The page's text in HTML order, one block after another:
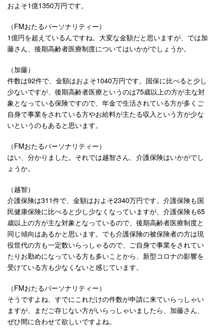
およそ1億1350万円です。
（FMおたるパーソナリティー）
1億円を超えているんですね。大変な金額だと思いますが、では加
藤さん、後期高齢者医療制度についてはいかがでしょうか。
（加藤）
件数は92件で、金額はおよそ1040万円です。国保に比べると少し
少ないですが、後期高齢者医療というのは75歳以上の方が主な対
象となっている保険ですので、年金で生活されている方が多くご
自身で事業をされている方やお給料が主たる収入という方が少な
いというのもあると思います。
（FMおたるパーソナリティー）
はい、分かりました。それでは越智さん、介護保険はいかがでし
ょうか。
（越智）
介護保険は311件で、金額はおよそ2340万円です。介護保険も国
民健康保険に比べると少し少なくなっていますが、介護保険も65
歳以上の方が主な対象となっているので、後期高齢者医療制度と
同じ傾向はあるかと思います。でも介護保険の被保険者の方は現
役世代の方も一定数いらっしゃるので、ご自身で事業をされてい
たりお勤めになっている方も多いことから、新型コロナの影響を
受けている方も少なくないと感じています。
（FMおたるパーソナリティー）
そうですよね、すでにこれだけの件数が申請に来ていらっしゃい
ますが、まだご存じない方がいらっしゃいましたら、加藤さん、
ぜひ間に合わせて欲しいですよね。